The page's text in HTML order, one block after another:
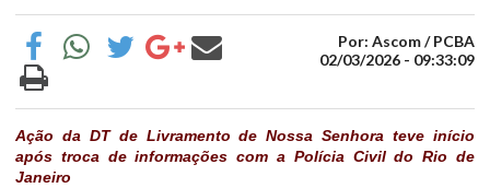
Por: Ascom / PCBA
02/03/2026 - 09:33:09
Ação da DT de Livramento de Nossa Senhora teve início
após troca de informações com a Polícia Civil do Rio de
Janeiro